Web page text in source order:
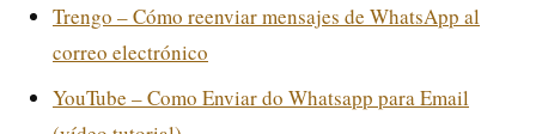
Trengo – Cómo reenviar mensajes de WhatsApp al
correo electrónico
YouTube – Como Enviar do Whatsapp para Email